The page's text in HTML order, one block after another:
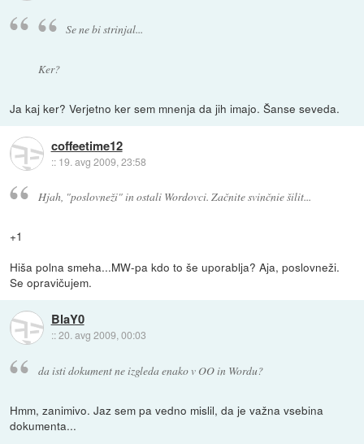
Se ne bi strinjal...
Ker?
Ja kaj ker? Verjetno ker sem mnenja da jih imajo. Šanse seveda.
coffeetime12
:: 19. avg 2009, 23:58
Hjah, "poslovneži" in ostali Wordovci. Začnite svinčnie šilit...
+1
Hiša polna smeha...MW-pa kdo to še uporablja? Aja, poslovneži.
Se opravičujem.
BlaY0
::20. avg 2009, 00:03
da isti dokument ne izgleda enako v OO in Wordu?
Hmm, zanimivo. Jaz sem pa vedno mislil, da je važna vsebina
dokumenta...